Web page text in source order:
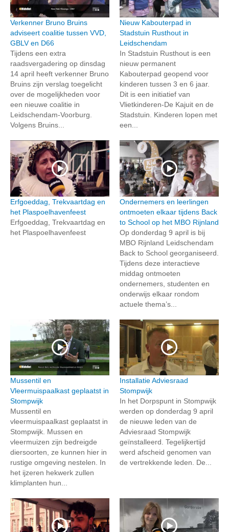
Verkenner Bruno Bruins
adviseert coalitie tussen VVD,
GBLV en D66
Tijdens een extra
raadsvergadering op dinsdag
14 april heeft verkenner Bruno
Bruins zijn verslag toegelicht
over de mogelijkheden voor
een nieuwe coalitie in
Leidschendam-Voorburg.
Volgens Bruins...
Nieuw Kabouterpad in
Stadstuin Rusthout in
Leidschendam
In Stadstuin Rusthout is een
nieuw permanent
Kabouterpad geopend voor
kinderen tussen 3 en 6 jaar.
Dit is een initiatief van
Vlietkinderen-De Kajuit en de
Stadstuin. Kinderen lopen met
een...
Erfgoeddag, Trekvaartdag en
het Plaspoelhavenfeest
Erfgoeddag, Trekvaartdag en
het Plaspoelhavenfeest
Ondernemers en leerlingen
ontmoeten elkaar tijdens Back
to School op het MBO Rijnland
Op donderdag 9 april is bij
MBO Rijnland Leidschendam
Back to School georganiseerd.
Tijdens deze interactieve
middag ontmoeten
ondernemers, studenten en
onderwijs elkaar rondom
actuele thema’s...
Mussentil en
Vleermuispaalkast geplaatst in
Stompwijk
Mussentil en
vleermuispaalkast geplaatst in
Stompwijk. Mussen en
vleermuizen zijn bedreigde
diersoorten, ze kunnen hier in
rustige omgeving nestelen. In
het ijzeren hekwerk zullen
klimplanten hun...
Installatie Adviesraad
Stompwijk
In het Dorpspunt in Stompwijk
werden op donderdag 9 april
de nieuwe leden van de
Adviesraad Stompwijk
geïnstalleerd. Tegelijkertijd
werd afscheid genomen van
de vertrekkende leden. De...